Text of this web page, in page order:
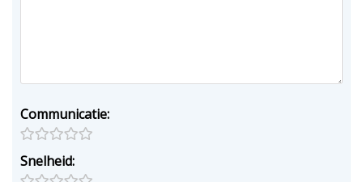
Communicatie:
Snelheid: